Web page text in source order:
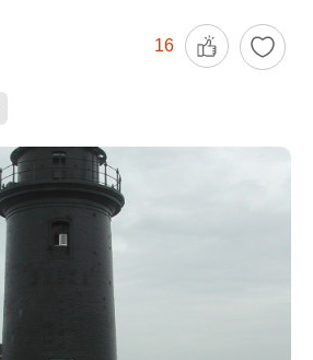
16